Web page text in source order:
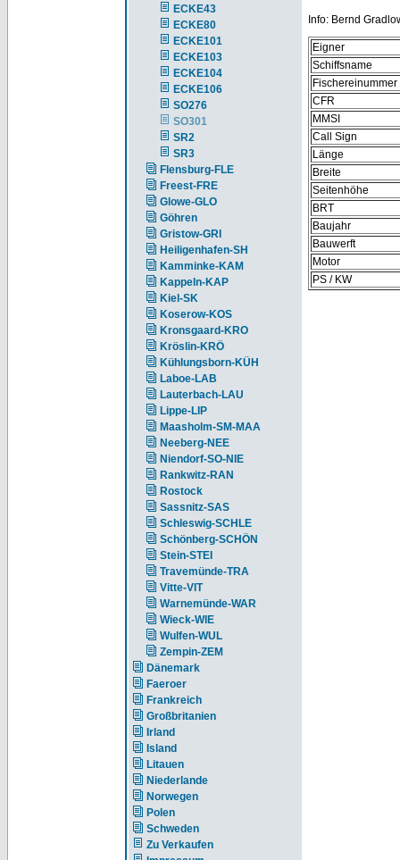
ECKE43
ECKE80
ECKE101
ECKE103
ECKE104
ECKE106
SO276
SO301
SR2
SR3
Flensburg-FLE
Freest-FRE
Glowe-GLO
Göhren
Gristow-GRI
Heiligenhafen-SH
Kamminke-KAM
Kappeln-KAP
Kiel-SK
Koserow-KOS
Kronsgaard-KRO
Kröslin-KRÖ
Kühlungsborn-KÜH
Laboe-LAB
Lauterbach-LAU
Lippe-LIP
Maasholm-SM-MAA
Neeberg-NEE
Niendorf-SO-NIE
Rankwitz-RAN
Rostock
Sassnitz-SAS
Schleswig-SCHLE
Schönberg-SCHÖN
Stein-STEI
Travemünde-TRA
Vitte-VIT
Warnemünde-WAR
Wieck-WIE
Wulfen-WUL
Zempin-ZEM
Dänemark
Faeroer
Frankreich
Großbritanien
Irland
Island
Litauen
Niederlande
Norwegen
Polen
Schweden
Zu Verkaufen
Info: Bernd
Eigner
Schiffsname
Fischereinummer
CFR
MMSI
Call Sign
Länge
Breite
Seitenhöhe
BRT
Baujahr
Bauwerft
Motor
PS / KW